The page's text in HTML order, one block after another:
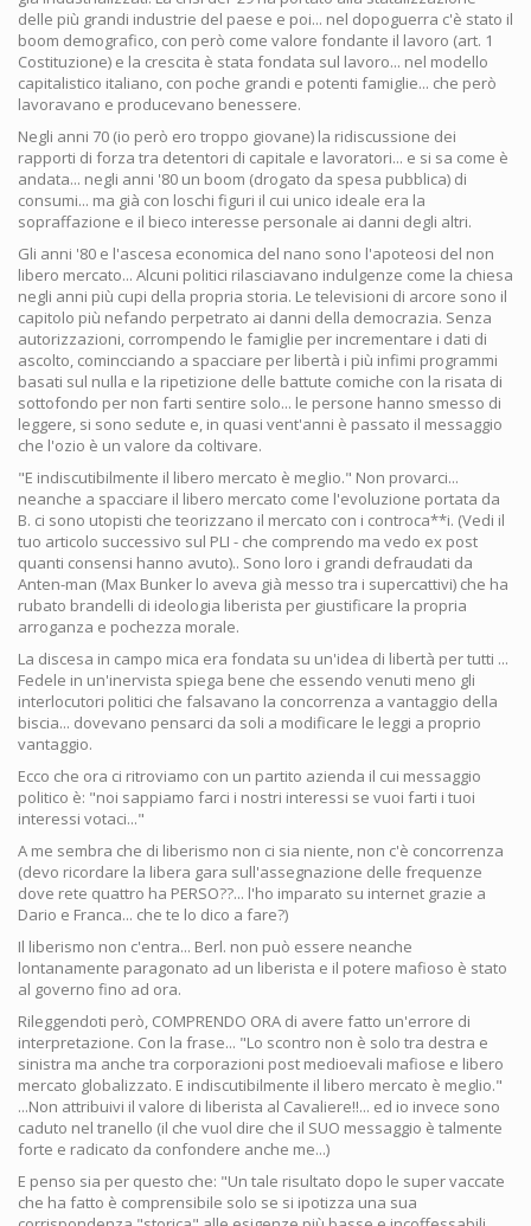
delle più grandi industrie del paese e poi... nel dopoguerra c'è stato il
boom demografico, con però come valore fondante il lavoro (art. 1
Costituzione) e la crescita è stata fondata sul lavoro... nel modello
capitalistico italiano, con poche grandi e potenti famiglie... che però
lavoravano e producevano benessere.
Negli anni 70 (io però ero troppo giovane) la ridiscussione dei
rapporti di forza tra detentori di capitale e lavoratori... e si sa come è
andata... negli anni '80 un boom (drogato da spesa pubblica) di
consumi... ma già con loschi figuri il cui unico ideale era la
sopraffazione e il bieco interesse personale ai danni degli altri.
Gli anni '80 e l'ascesa economica del nano sono l'apoteosi del non
libero mercato... Alcuni politici rilasciavano indulgenze come la chiesa
negli anni più cupi della propria storia. Le televisioni di arcore sono il
capitolo più nefando perpetrato ai danni della democrazia. Senza
autorizzazioni, corrompendo le famiglie per incrementare i dati di
ascolto, comincciando a spacciare per libertà i più infimi programmi
basati sul nulla e la ripetizione delle battute comiche con la risata di
sottofondo per non farti sentire solo... le persone hanno smesso di
leggere, si sono sedute e, in quasi vent'anni è passato il messaggio
che l'ozio è un valore da coltivare.
"E indiscutibilmente il libero mercato è meglio." Non provarci...
neanche a spacciare il libero mercato come l'evoluzione portata da
B. ci sono utopisti che teorizzano il mercato con i controca**i. (Vedi il
tuo articolo successivo sul PLI - che comprendo ma vedo ex post
quanti consensi hanno avuto).. Sono loro i grandi defraudati da
Anten-man (Max Bunker lo aveva già messo tra i supercattivi) che ha
rubato brandelli di ideologia liberista per giustificare la propria
arroganza e pochezza morale.
La discesa in campo mica era fondata su un'idea di libertà per tutti ...
Fedele in un'inervista spiega bene che essendo venuti meno gli
interlocutori politici che falsavano la concorrenza a vantaggio della
biscia... dovevano pensarci da soli a modificare le leggi a proprio
vantaggio.
Ecco che ora ci ritroviamo con un partito azienda il cui messaggio
politico è: "noi sappiamo farci i nostri interessi se vuoi farti i tuoi
interessi votaci..."
A me sembra che di liberismo non ci sia niente, non c'è concorrenza
(devo ricordare la libera gara sull'assegnazione delle frequenze
dove rete quattro ha PERSO??... l'ho imparato su internet grazie a
Dario e Franca... che te lo dico a fare?)
Il liberismo non c'entra... Berl. non può essere neanche
lontanamente paragonato ad un liberista e il potere mafioso è stato
al governo fino ad ora.
Rileggendoti però, COMPRENDO ORA di avere fatto un'errore di
interpretazione. Con la frase... "Lo scontro non è solo tra destra e
sinistra ma anche tra corporazioni post medioevali mafiose e libero
mercato globalizzato. E indiscutibilmente il libero mercato è meglio."
...Non attribuivi il valore di liberista al Cavaliere!!... ed io invece sono
caduto nel tranello (il che vuol dire che il SUO messaggio è talmente
forte e radicato da confondere anche me...)
E penso sia per questo che: "Un tale risultato dopo le super vaccate
che ha fatto è comprensibile solo se si ipotizza una sua